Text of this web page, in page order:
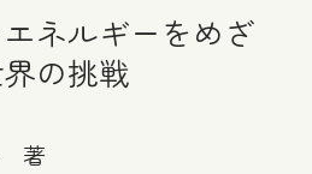
ネルギーをめざ
の挑戦
著